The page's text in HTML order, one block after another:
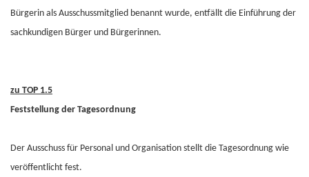
Bürgerin als Ausschussmitglied benannt wurde, entfällt die Einführung der
sachkundigen Bürger und Bürgerinnen.
zu TOP 1.5
Feststellung der Tagesordnung
Der Ausschuss für Personal und Organisation stellt die Tagesordnung wie
veröffentlicht fest.